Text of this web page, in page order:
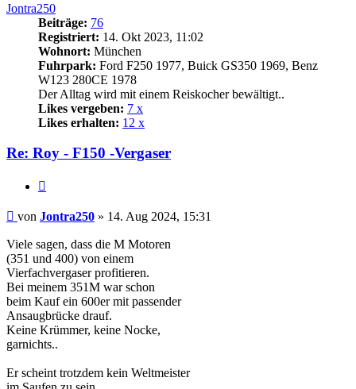
Jontra250
Beiträge: 76
Registriert: 14. Okt 2023, 11:02
Wohnort: München
Fuhrpark: Ford F250 1977, Buick GS350 1969, Benz
W123 280CE 1978
Der Alltag wird mit einem Reiskocher bewältigt..
Likes vergeben: 7 x
Likes erhalten: 12 x
Re: Roy - F150 -Vergaser
Beitrag
von Jontra250 » 14. Aug 2024, 15:31
Viele sagen, dass die M Motoren
(351 und 400) von einem
Vierfachvergaser profitieren.
Bei meinem 351M war schon
beim Kauf ein 600er mit passender
Ansaugbrücke drauf.
Keine Krümmer, keine Nocke,
garnichts..
Er scheint trotzdem kein Weltmeister